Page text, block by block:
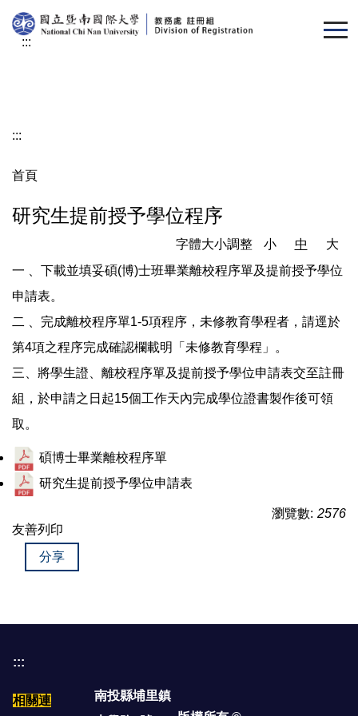
跳
到
:::
:::
首頁
研究生提前授予學位程序
字體大小調整 小 中
大
一 、下載並填妥碩(博)士班畢業離校程序單及提前授予學位
申請表。
二 、完成離校程序單1-5項程序，未修教育學程者，請逕於
第4項之程序完成確認欄載明「未修教育學程」。
三、將學生證、離校程序單及提前授予學位申請表交至註冊
組，於申請之日起15個工作天內完成學位證書製作後可領
取。
碩博士畢業離校程序單
研究生提前授予學位申請表
瀏覽數: 2576
友善列印
分享
:::
相關連
南投縣埔里鎮